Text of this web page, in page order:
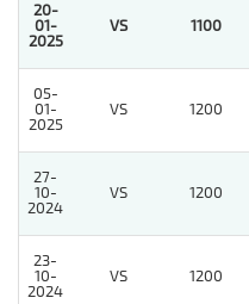
20-
01-
2025
VS 1100
05-
01-
2025
VS 1200
27-
10-
2024
VS 1200
23-
10-
2024
VS 1200